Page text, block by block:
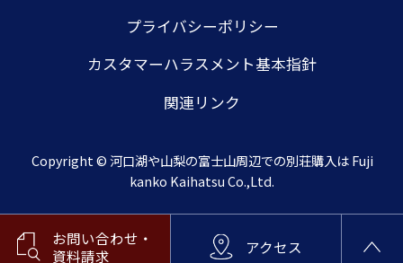
プライバシーポリシー
カスタマーハラスメント基本指針
関連リンク
Copyright © 河口湖や山梨の富士山周辺での別荘購入は Fuji
kanko Kaihatsu Co.,Ltd.
お問い合わせ・
資料請求
アクセス